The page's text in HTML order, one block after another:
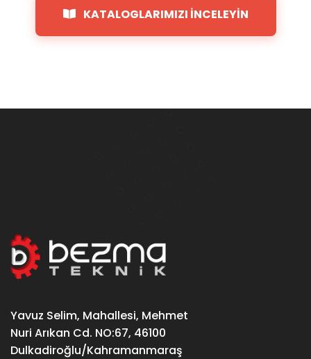
KATALOGLARIMIZI İNCELEYİN
Yavuz Selim, Mahallesi, Mehmet
Nuri Arıkan Cd. NO:67, 46100
Dulkadiroğlu/Kahramanmaraş